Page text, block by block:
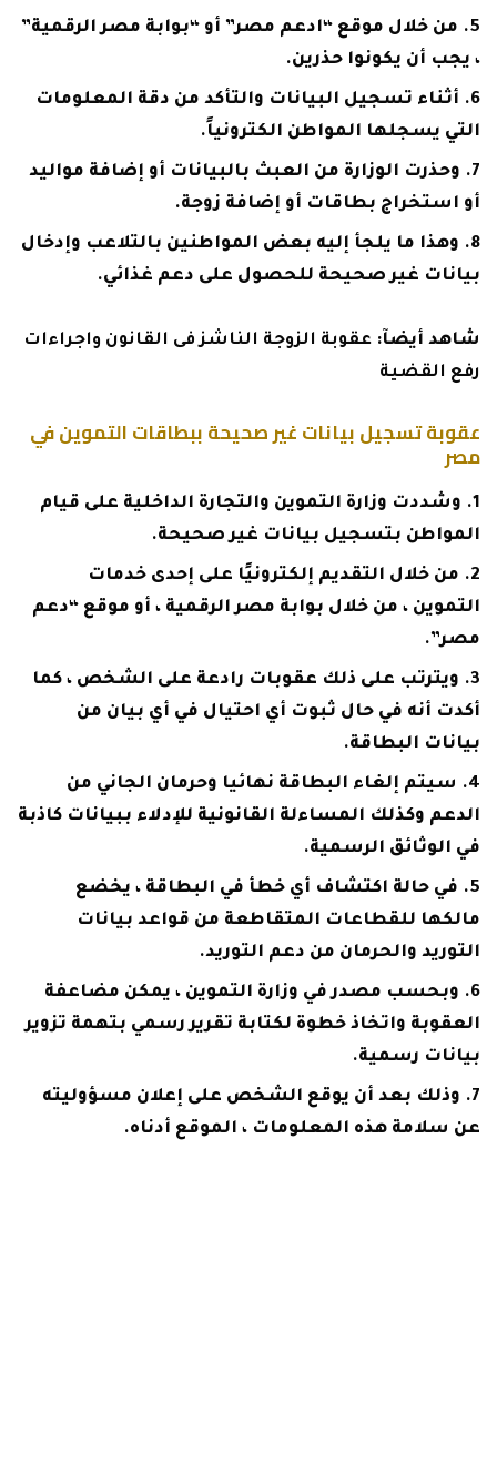
من خلال موقع “ادعم مصر” أو “بوابة مصر الرقمية”
، يجب أن يكونوا حذرين.
أثناء تسجيل البيانات والتأكد من دقة المعلومات
التي يسجلها المواطن الكترونياً.
وحذرت الوزارة من العبث بالبيانات أو إضافة مواليد
أو استخراج بطاقات أو إضافة زوجة.
وهذا ما يلجأ إليه بعض المواطنين بالتلاعب وإدخال
بيانات غير صحيحة للحصول على دعم غذائي.
شاهد أيضآ: عقوبة الزوجة الناشز فى القانون واجراءات
رفع القضية
عقوبة تسجيل بيانات غير صحيحة ببطاقات التموين في
مصر
وشددت وزارة التموين والتجارة الداخلية على قيام
المواطن بتسجيل بيانات غير صحيحة.
من خلال التقديم إلكترونيًا على إحدى خدمات
التموين ، من خلال بوابة مصر الرقمية ، أو موقع “دعم
مصر”.
ويترتب على ذلك عقوبات رادعة على الشخص ، كما
أكدت أنه في حال ثبوت أي احتيال في أي بيان من
بيانات البطاقة.
سيتم إلغاء البطاقة نهائيا وحرمان الجاني من
الدعم وكذلك المساءلة القانونية للإدلاء ببيانات كاذبة
في الوثائق الرسمية.
في حالة اكتشاف أي خطأ في البطاقة ، يخضع
مالكها للقطاعات المتقاطعة من قواعد بيانات
التوريد والحرمان من دعم التوريد.
وبحسب مصدر في وزارة التموين ، يمكن مضاعفة
العقوبة واتخاذ خطوة لكتابة تقرير رسمي بتهمة تزوير
بيانات رسمية.
وذلك بعد أن يوقع الشخص على إعلان مسؤوليته
عن سلامة هذه المعلومات ، الموقع أدناه.